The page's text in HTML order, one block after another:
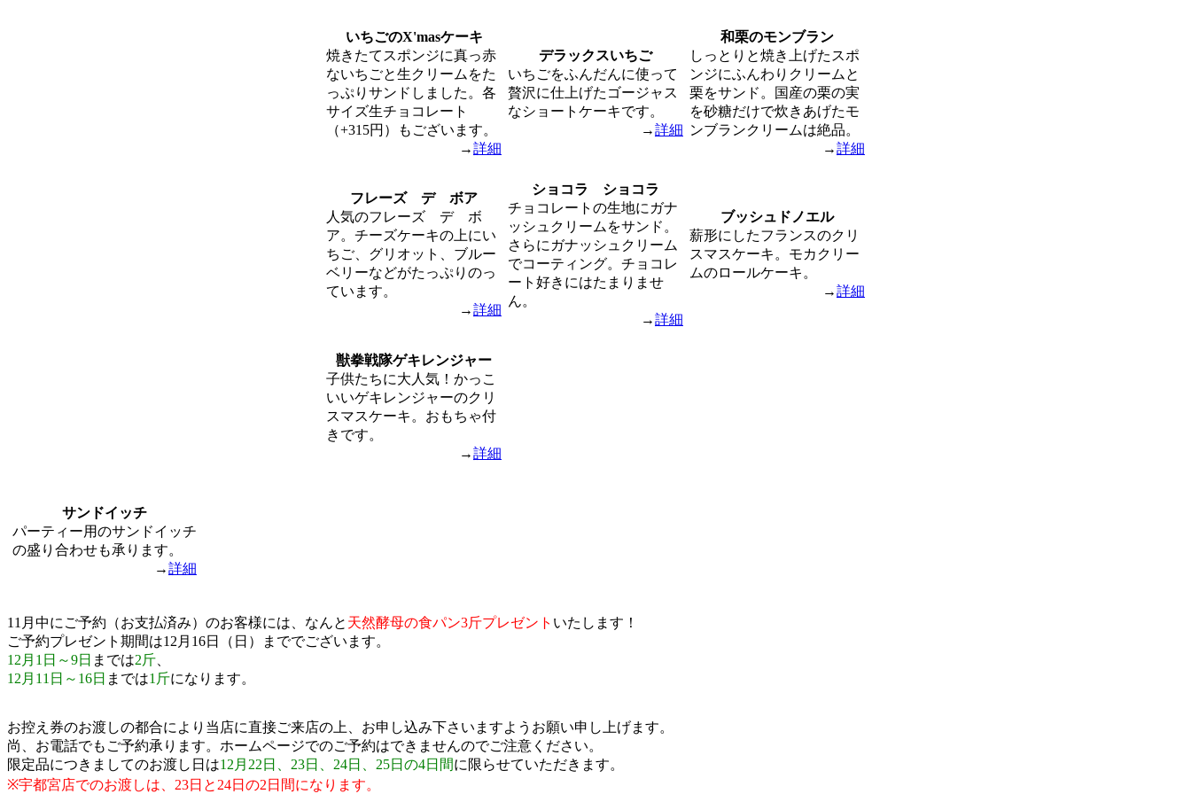
いちごのX'masケーキ
焼きたてスポンジに真っ赤
ないちごと生クリームをた
っぷりサンドしました。各
サイズ生チョコレート
（+315円）もございます。
→詳細
デラックスいちご
いちごをふんだんに使って
贅沢に仕上げたゴージャス
なショートケーキです。
→詳細
和栗のモンブラン
しっとりと焼き上げたスポ
ンジにふんわりクリームと
栗をサンド。国産の栗の実
を砂糖だけで炊きあげたモ
ンブランクリームは絶品。
→詳細
フレーズ デ ボア
人気のフレーズ デ ボ
ア。チーズケーキの上にい
ちご、グリオット、ブルー
ベリーなどがたっぷりのっ
ています。
→詳細
ショコラ ショコラ
チョコレートの生地にガナ
ッシュクリームをサンド。
さらにガナッシュクリーム
でコーティング。チョコレ
ート好きにはたまりませ
ん。
→詳細
ブッシュドノエル
薪形にしたフランスのクリ
スマスケーキ。モカクリー
ムのロールケーキ。
→詳細
獣拳戦隊ゲキレンジャー
子供たちに大人気！かっこ
いいゲキレンジャーのクリ
スマスケーキ。おもちゃ付
きです。
→詳細
サンドイッチ
パーティー用のサンドイッチ
の盛り合わせも承ります。
→詳細
11月中にご予約（お支払済み）のお客様には、なんと 天然酵母の食パン3斤プレゼント いたします！
ご予約プレゼント期間は12月16日（日）まででございます。
12月1日～9日 までは2斤
12月11日～16日 までは1斤になります。
お控え券のお渡しの都合により当店に直接ご来店の上、お申し込み下さいますようお願い申し上げます。
尚、お電話でもご予約承ります。ホームページでのご予約はできませんのでご注意ください。
限定品につきましてのお渡し日は12月22日、23日、24日、25日の4日間に限らせていただきます。
※宇都宮店でのお渡しは、23日と24日の2日間になります。